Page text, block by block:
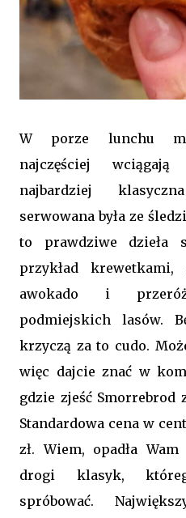
W porze lunchu
najczęściej wciągają
najbardziej
serwowana była ze
to prawdziwe dzieła
przykład krewetkami,
awokado i
podmiejskich lasów.
krzyczą za to cudo.
więc dajcie znać w
gdzie zjeść
Standardowa cena w
zł. Wiem, opadła
drogi klasyk,
spróbować.